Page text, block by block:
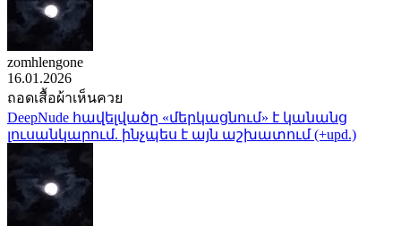
zomhlengone
16.01.2026
ถอดเสื้อผ้าเห็นควย
DeepNude հավելվածը «մերկացնում» է կանանց
լուսանկարում. ինչպես է այն աշխատում (+upd.)